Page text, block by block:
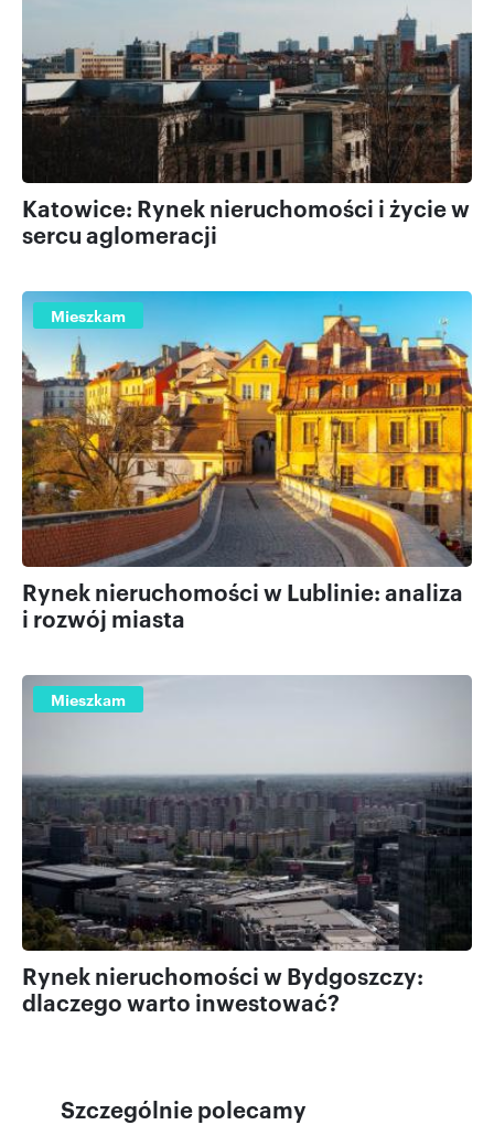
Katowice: Rynek nieruchomości i życie w
sercu aglomeracji
Mieszkam
Rynek nieruchomości w Lublinie: analiza
i rozwój miasta
Mieszkam
Rynek nieruchomości w Bydgoszczy:
dlaczego warto inwestować?
Szczególnie polecamy